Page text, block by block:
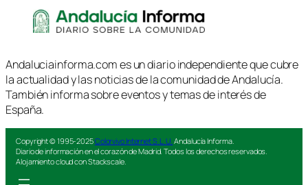
Andaluciainforma.com es un diario independiente que cubre
la actualidad y las noticias de la comunidad de Andalucía.
También informa sobre eventos y temas de interés de
España.
Copyright © 1995-2025Colorvivo Internet S.L.U. Andalucía Informa.
Diario de información en el corazón de Madrid. Todos los derechos reservados.
Alojamiento cloud con Stackscale.